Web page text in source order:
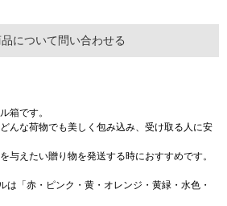
について問い合わせる
箱です。
んな荷物でも美しく包み込み、受け取る人に安
与えたい贈り物を発送する時におすすめです。
は「赤・ピンク・黄・オレンジ・黄緑・水色・